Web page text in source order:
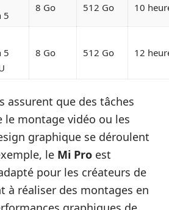
5
8 Go 512 Go 10
5
8 Go 512 Go 12
assurent que des tâches
le montage vidéo ou les
graphique se déroulent
le Mi Pro est
pour les créateurs de
à réaliser des montages en